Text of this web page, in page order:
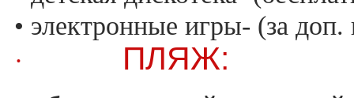
• электронные игры- (за доп.
· ПЛЯЖ: